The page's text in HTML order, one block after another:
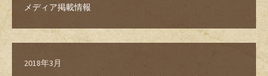
メディア掲載情報
2018年3月